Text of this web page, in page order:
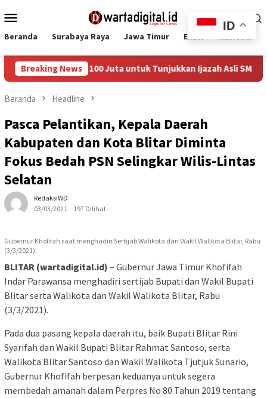
ke
Mobile
Beranda Surabaya Raya Jawa Timur Ekbis Nasional
Breaking News
Rp 100 Juta untuk Tunjukkan Ijazah Asli SMA Gibran
Beranda Headline
Pasca Pelantikan, Kepala Daerah
Kabupaten dan Kota Blitar Diminta
Fokus Bedah PSN Selingkar Wilis-Lintas
Selatan
RedaksiWD
03/03/2021
197 Dilihat
Gubernur Khofifah saat menghadiri Sertijab Walikota dan Wakil Walikota Blitar, Rabu
(3/3/2021).
BLITAR (wartadigital.id) – Gubernur Jawa Timur Khofifah
Indar Parawansa menghadiri sertijab Bupati dan Wakil Bupati
Blitar serta Walikota dan Wakil Walikota Blitar, Rabu
(3/3/2021).
Pada dua pasang kepala daerah itu, baik Bupati Blitar Rini
Syarifah dan Wakil Bupati Blitar Rahmat Santoso, serta
Walikota Blitar Santoso dan Wakil Walikota Tjutjuk Sunario,
Gubernur Khofifah berpesan keduanya untuk segera
membedah amanah dalam Perpres No 80 Tahun 2019 tentang
ID